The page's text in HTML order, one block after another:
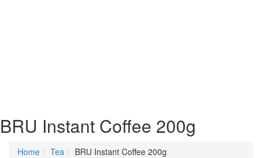
BRU Instant Coffee 200g
Home Tea BRU Instant Coffee 200g